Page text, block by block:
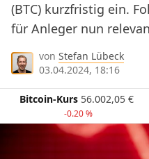
(BTC) kurzfristig ein.
für Anleger nun
von Stefan Lübeck
03.04.2024, 18:16
Bitcoin-Kurs 56.002,05 €
-0.20 %